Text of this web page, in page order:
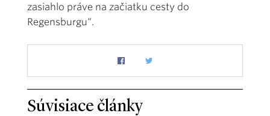
zasiahlo práve na začiatku cesty do
Regensburgu“.
Súvisiace články